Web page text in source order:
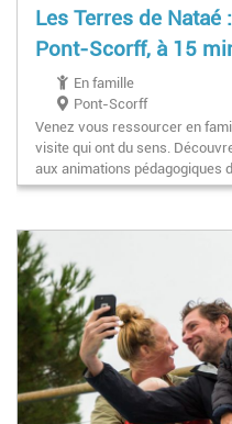
Les Terres de
Pont-Scorff, à 15
En famille
Pont-Scorff
Venez vous ressourcer en
visite qui ont du sens.
aux animations pédagogiques